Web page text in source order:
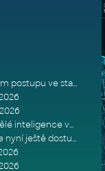
Bluebeam v propojeném pracovním postupu ve stavebnictví: Proč je int
Tři překážky rozšiřování využití umělé inteligence ve stavebním prům
Autodesk Flex (platba za použití) je nyní ještě dostupnější